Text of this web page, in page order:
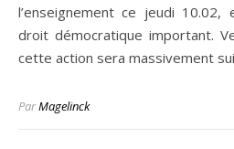
l’enseignement ce jeudi
droit démocratique important.
cette action sera massivement
ParMagelinck